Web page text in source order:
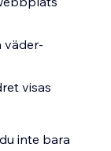
väder-
visas
inte bara